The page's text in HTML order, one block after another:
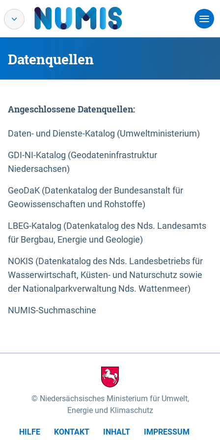
Datenquellen
Angeschlossene Datenquellen:
Daten- und Dienste-Katalog (Umweltministerium)
GDI-NI-Katalog (Geodateninfrastruktur
Niedersachsen)
GeoDaK (Datenkatalog der Bundesanstalt für
Geowissenschaften und Rohstoffe)
LBEG-Katalog (Datenkatalog des Nds. Landesamts
für Bergbau, Energie und Geologie)
NOKIS (Datenkatalog des Nds. Landesbetriebs für
Wasserwirtschaft, Küsten- und Naturschutz sowie
der Nationalparkverwaltung Nds. Wattenmeer)
NUMIS-Suchmaschine
Niedersächsisches Ministerium für Umwelt,
Energie und Klimaschutz
HILFE KONTAKT INHALT
IMPRESSUM